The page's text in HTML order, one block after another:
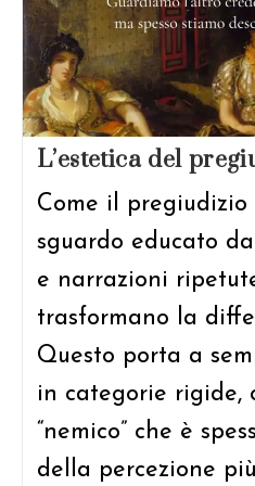
L’estetica del
Come il pregiudizio
sguardo educato
e narrazioni
trasformano la
Questo porta a
in categorie rigide,
“nemico” che è
della percezione